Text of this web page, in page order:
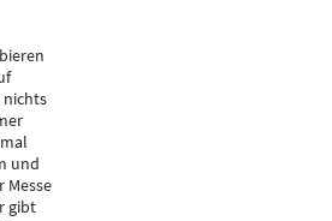
nichts
und
Messe
gibt